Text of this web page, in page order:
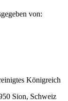
von:
Königreich
Sion, Schweiz